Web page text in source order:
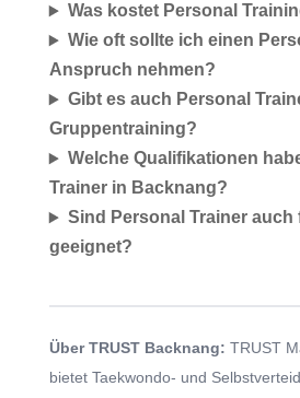
Was kostet Personal
Wie oft sollte ich einen
Anspruch nehmen?
Gibt es auch Personal
Gruppentraining?
Welche Qualifikationen
Trainer in Backnang?
Sind Personal Trainer auch
geeignet?
Über TRUST Backnang: TRUST
bietet Taekwondo- und